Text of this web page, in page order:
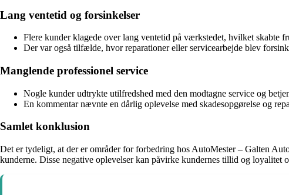
Lang ventetid og forsinkelser
Flere kunder klagede over lang ventetid på værkstedet, hvilket skabte
Der var også tilfælde, hvor reparationer eller servicearbejde blev
Manglende professionel service
Nogle kunder udtrykte utilfredshed med den modtagne service og
En kommentar nævnte en dårlig oplevelse med skadesopgørelse og
Samlet konklusion
Det er tydeligt, at der er områder for forbedring hos AutoMester – Galten
kunderne. Disse negative oplevelser kan påvirke kundernes tillid og loyalitet